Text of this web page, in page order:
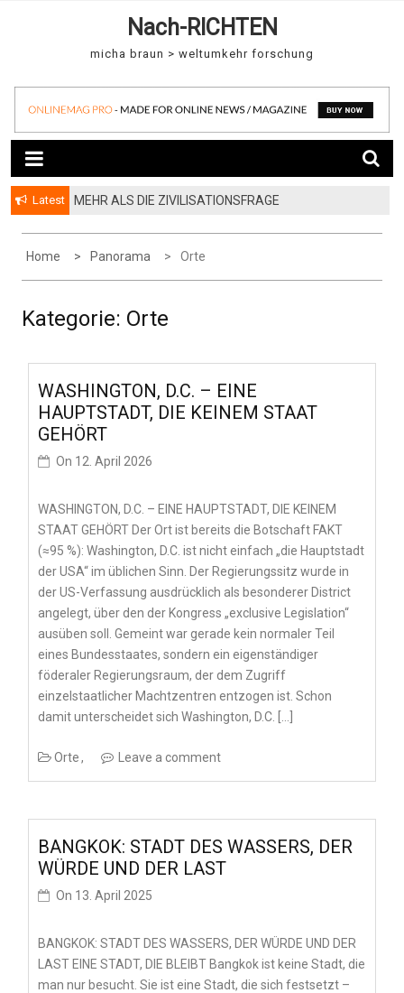
Nach-RICHTEN
micha braun > weltumkehr forschung
Latest MEHR ALS DIE ZIVILISATIONSFRAGE
Home Panorama Orte
Kategorie: Orte
WASHINGTON, D.C. – EINE
HAUPTSTADT, DIE KEINEM STAAT
GEHÖRT
On 12. April 2026
WASHINGTON, D.C. – EINE HAUPTSTADT, DIE KEINEM
STAAT GEHÖRT Der Ort ist bereits die Botschaft FAKT
(≈95 %): Washington, D.C. ist nicht einfach „die Hauptstadt
der USA“ im üblichen Sinn. Der Regierungssitz wurde in
der US-Verfassung ausdrücklich als besonderer District
angelegt, über den der Kongress „exclusive Legislation“
ausüben soll. Gemeint war gerade kein normaler Teil
eines Bundesstaates, sondern ein eigenständiger
föderaler Regierungsraum, der dem Zugriff
einzelstaatlicher Machtzentren entzogen ist. Schon
damit unterscheidet sich Washington, D.C. […]
Orte Leave a comment
BANGKOK: STADT DES WASSERS, DER
WÜRDE UND DER LAST
On 13. April 2025
BANGKOK: STADT DES WASSERS, DER WÜRDE UND DER
LAST EINE STADT, DIE BLEIBT Bangkok ist keine Stadt, die
man nur besucht. Sie ist eine Stadt, die sich festsetzt –